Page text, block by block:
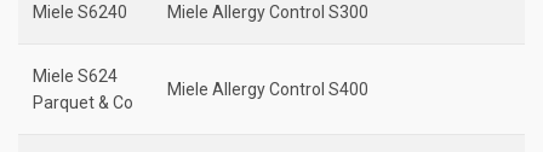
Miele S6240 Miele Allergy Control S300
Miele S624
Parquet & Co
Miele Allergy Control S400